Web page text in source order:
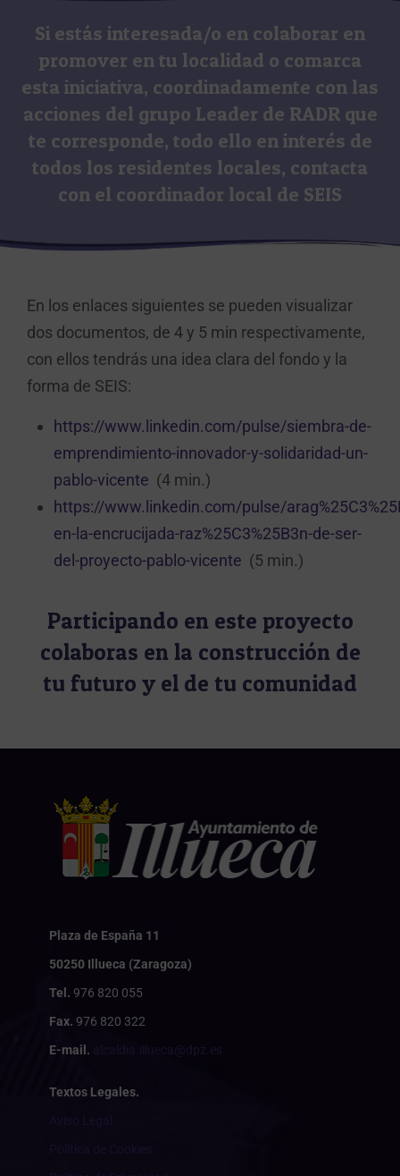
Si estás interesada/o en colaborar en
promover en tu localidad o comarca
esta iniciativa, coordinadamente con las
acciones del grupo Leader de RADR que
te corresponde, todo ello en interés de
todos los residentes locales, contacta
con el coordinador local de SEIS
En los enlaces siguientes se pueden visualizar
dos documentos, de 4 y 5 min respectivamente,
con ellos tendrás una idea clara del fondo y la
forma de SEIS:
https://www.linkedin.com/pulse/siembra-de-
emprendimiento-innovador-y-solidaridad-un-
pablo-vicente (4 min.)
https://www.linkedin.com/pulse/
en-la-encrucijada-raz%25C3%25B3n-de-ser-
del-proyecto-pablo-vicente (5 min.)
Participando en este proyecto
colaboras en la construcción de
tu futuro y el de tu comunidad
Plaza de España 11
50250 Illueca (Zaragoza)
Tel. 976 820 055
Fax. 976 820 322
E-mail. alcaldia.illueca@dpz.es
Textos Legales.
Aviso Legal
Política de Cookies